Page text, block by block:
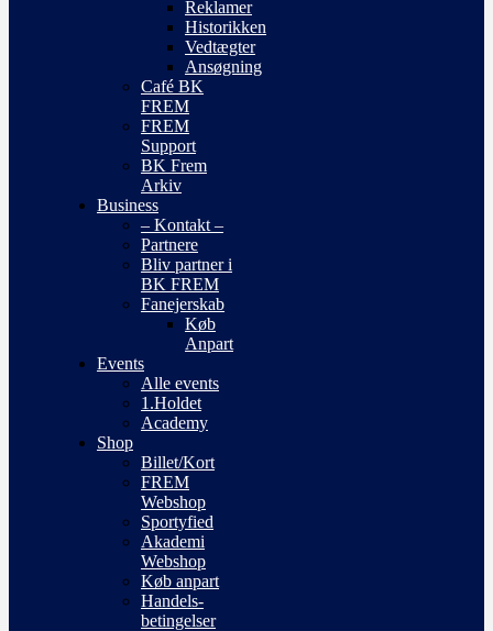
Reklamer
Historikken
Vedtægter
Ansøgning
Café BK
FREM
FREM
Support
BK Frem
Arkiv
Business
– Kontakt –
Partnere
Bliv partner i
BK FREM
Fanejerskab
Køb
Anpart
Events
Alle events
1.Holdet
Academy
Shop
Billet/Kort
FREM
Webshop
Sportyfied
Akademi
Webshop
Køb anpart
Handels-
betingelser